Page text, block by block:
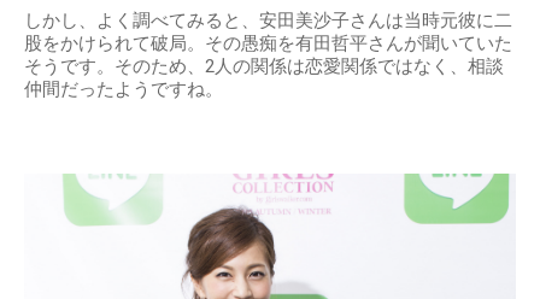
しかし、よく調べてみると、安田美沙子さんは当時元彼に二
股をかけられて破局。その愚痴を有田哲平さんが聞いていた
そうです。そのため、2人の関係は恋愛関係ではなく、相談
仲間だったようですね。